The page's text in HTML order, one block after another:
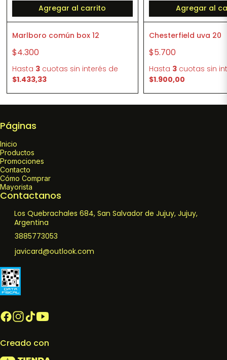
Agregar al carrito
Marlboro común box 12
$4.300
Hasta 3cuotas sin interés de
$1.433,33
Agregar al
Chesterfield uva 20
$5.700
Hasta 3 cuotas sin
$1.900,00
Páginas
Inicio
Productos
Promociones
Contacto
Cómo Comprar
Mayorista
Contactanos
Los Quebrachales 684, San Salvador de Jujuy, Jujuy,
Argentina
3885773053
javicard@outlook.com
Creado con